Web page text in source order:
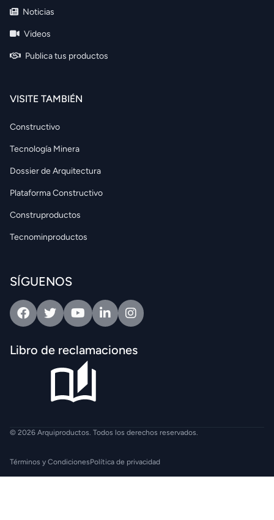
Noticias
Videos
Publica tus productos
VISITE TAMBIÉN
Constructivo
Tecnología Minera
Dossier de Arquitectura
Plataforma Constructivo
Construproductos
Tecnominproductos
SÍGUENOS
FacebookTwitterYoutubeLinkedinIntagram
Libro de reclamaciones
© 2026 Arquiproductos. Todos los derechos reservados.
Términos y CondicionesPolítica de privacidad